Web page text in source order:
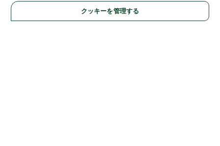
さい
クッキーを管理する